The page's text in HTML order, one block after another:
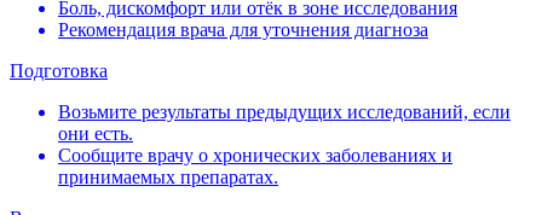
Боль, дискомфорт или отёк в зоне исследования
Рекомендация врача для уточнения диагноза
Подготовка
Возьмите результаты предыдущих исследований, если
они есть.
Сообщите врачу о хронических заболеваниях и
принимаемых препаратах.